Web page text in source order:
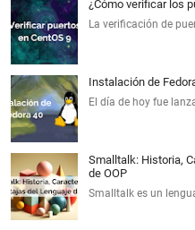
¿Cómo verificar los
La verificación de
Instalación de
El día de hoy fue
Smalltalk: Historia,
de OOP
Smalltalk es un